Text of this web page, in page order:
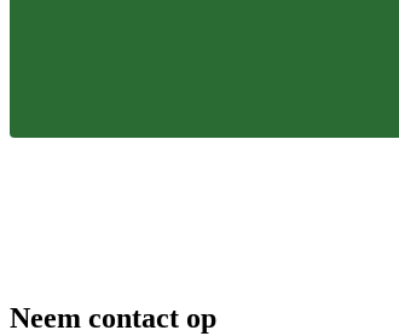
Neem contact op